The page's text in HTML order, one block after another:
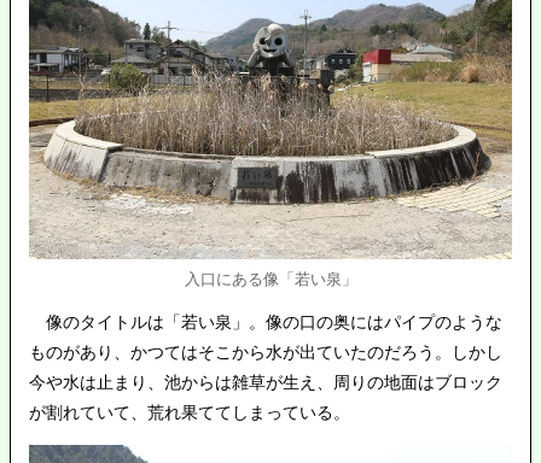
入口にある像「若い泉」
像のタイトルは「若い泉」。像の口の奥にはパイプのような
ものがあり、かつてはそこから水が出ていたのだろう。しかし
今や水は止まり、池からは雑草が生え、周りの地面はブロック
が割れていて、荒れ果ててしまっている。